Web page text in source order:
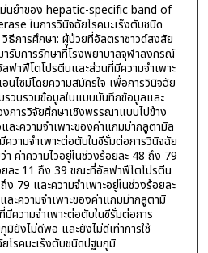
นยำของ hepatic-specific band of
ในการวินิจฉัยโรคมะเร็งตับชนิด
ธีการศึกษา: ผู้ป่วยที่อัลตราซาวด์สงสัย
รับการรักษาที่โรงพยาบาลจุฬาลงกรณ์
ฟาฟีโตโปรตีนและส่วนที่มีความจำเพาะ
ไซม์โดยความสมัครใจ เพื่อการวินิจฉัย
รวบรวมข้อมูลในแบบบันทึกข้อมูลและ
งการวิจัยศึกษาเชิงพรรณาแบบไปข้าง
ละความจำเพาะของค่าแกมม่ากลูตามิล
วามจำเพาะต่อตับในซีรั่มต่อการวินิจฉัย
ค่าความไวอยู่ในช่วงร้อยละ 48 ถึง 79
ยละ 11 ถึง 39 ขณะที่อัลฟาฟีโตโปรตีน
79 และความจำเพาะอยู่ในช่วงร้อยละ
ะความจำเพาะของค่าแกมม่ากลูตามิ
ความจำเพาะต่อตับในซีรั่มต่อการ
มิยังไม่ดีพอ และยังไม่ดีเท่าการใช้
โรคมะเร็งตับชนิดปฐมภูมิ